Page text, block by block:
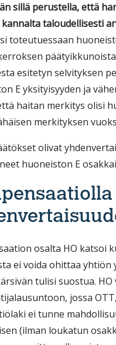
sillä perustella, että
taloudellisesti
toteutuessaan
esitetyn selvityksen
E yksityisyyden ja
haitan merkitys olisi
merkityksen
olivat
huoneiston E
osalta HO katsoi
ei voida ohittaa
tulisi suostua.
jossa
ei tunne
(ilman loukatun